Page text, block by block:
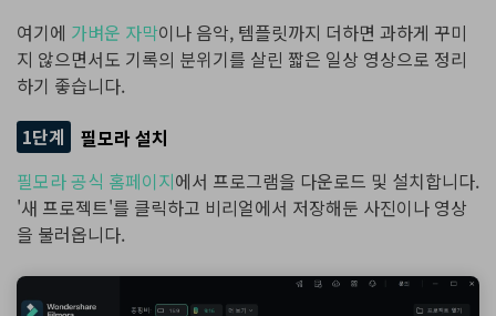
여기에 가벼운 자막이나 음악, 템플릿까지 더하면 과하게 꾸미
지 않으면서도 기록의 분위기를 살린 짧은 일상 영상으로 정리
하기 좋습니다.
1단계
필모라 설치
필모라 공식 홈페이지에서 프로그램을 다운로드 및 설치합니다.
'새 프로젝트'를 클릭하고 비리얼에서 저장해둔 사진이나 영상
을 불러옵니다.